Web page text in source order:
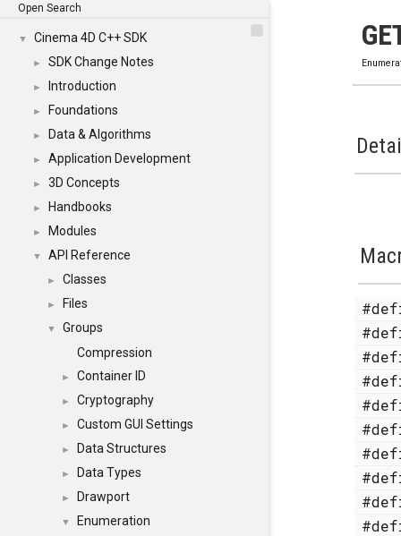
Open Search
▼ Cinema 4D C++ SDK
► SDK Change Notes
► Introduction
► Foundations
► Data & Algorithms
► Application Development
► 3D Concepts
► Handbooks
► Modules
▼ API Reference
► Classes
► Files
▼
Groups
Compression
► Container ID
► Cryptography
► Custom GUI Settings
► Data Structures
► Data Types
► Drawport
▼ Enumeration